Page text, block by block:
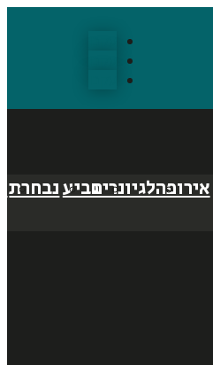
אירופהלגיונריםגביענבחרת